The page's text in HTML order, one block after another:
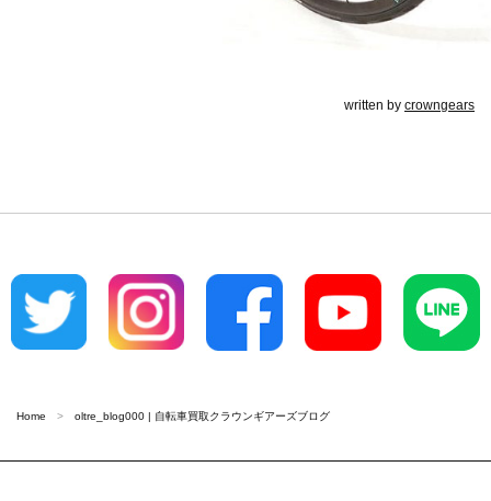
written by crowngears
Home oltre_blog000 | 自転車買取クラウンギアーズブログ